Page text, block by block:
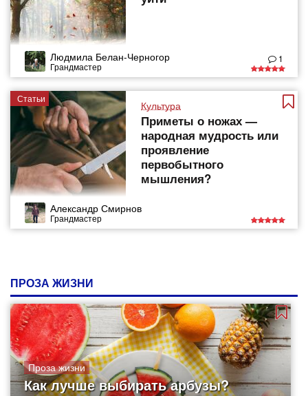
Людмила Белан-Черногор
Грандмастер
1
Статьи
Культура
Приметы о ножах —
народная мудрость или
проявление
первобытного
мышления?
Александр Смирнов
Грандмастер
ПРОЗА ЖИЗНИ
Проза жизни
Как лучше выбирать арбузы?